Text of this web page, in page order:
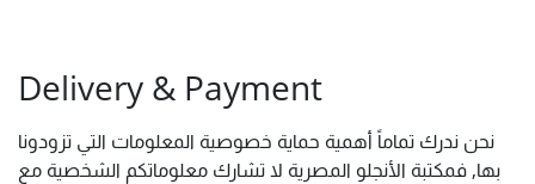
Delivery & Payment
نحن ندرك تماماً أهمية حماية خصوصية المعلومات التي تزودونا
بها, فمكتبة الأنجلو المصرية لا تشارك معلوماتكم الشخصية مع